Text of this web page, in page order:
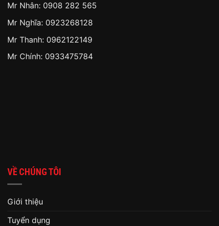
Mr Nhân: 0908 282 565
Mr Nghĩa: 0923268128
Mr Thanh: 0962122149
Mr Chính: 0933475784
VỀ CHÚNG TÔI
Giới thiệu
Tuyển dụng